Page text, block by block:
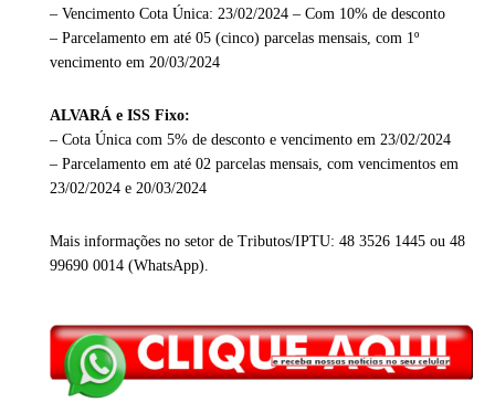
– Vencimento Cota Única: 23/02/2024 – Com 10% de desconto
– Parcelamento em até 05 (cinco) parcelas mensais, com 1º
vencimento em 20/03/2024
ALVARÁ e ISS Fixo:
– Cota Única com 5% de desconto e vencimento em 23/02/2024
– Parcelamento em até 02 parcelas mensais, com vencimentos em
23/02/2024 e 20/03/2024
Mais informações no setor de Tributos/IPTU: 48 3526 1445 ou 48
99690 0014 (WhatsApp).